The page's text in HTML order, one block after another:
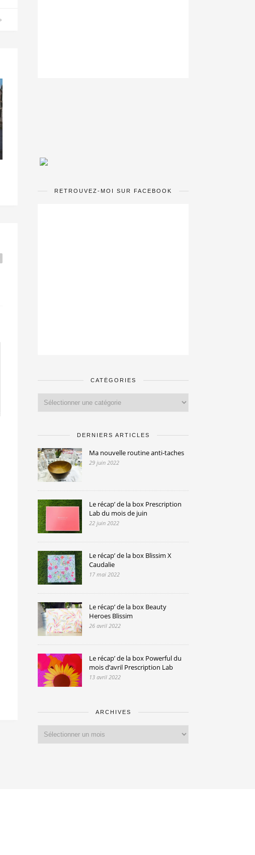
RETROUVEZ-MOI SUR FACEBOOK
CATÉGORIES
DERNIERS ARTICLES
Ma nouvelle routine anti-taches
29 juin 2022
Le récap’ de la box Prescription
Lab du mois de juin
22 juin 2022
Le récap’ de la box Blissim X
Caudalie
17 mai 2022
Le récap’ de la box Beauty
Heroes Blissim
26 avril 2022
Le récap’ de la box Powerful du
mois d’avril Prescription Lab
13 avril 2022
ARCHIVES